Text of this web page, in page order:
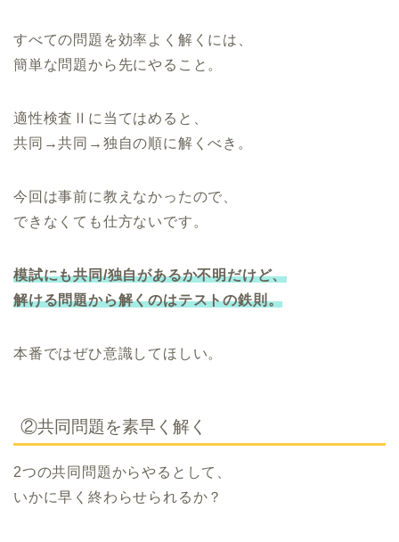
すべての問題を効率よく解くには、
簡単な問題から先にやること。
適性検査Ⅱに当てはめると、
共同→共同→独自の順に解くべき。
今回は事前に教えなかったので、
できなくても仕方ないです。
模試にも共同/独自があるか不明だけど、
解ける問題から解くのはテストの鉄則。
本番ではぜひ意識してほしい。
②共同問題を素早く解く
2つの共同問題からやるとして、
いかに早く終わらせられるか？